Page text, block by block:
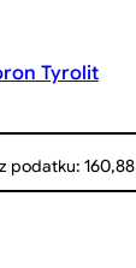
Tyrolit
podatku: 160,88